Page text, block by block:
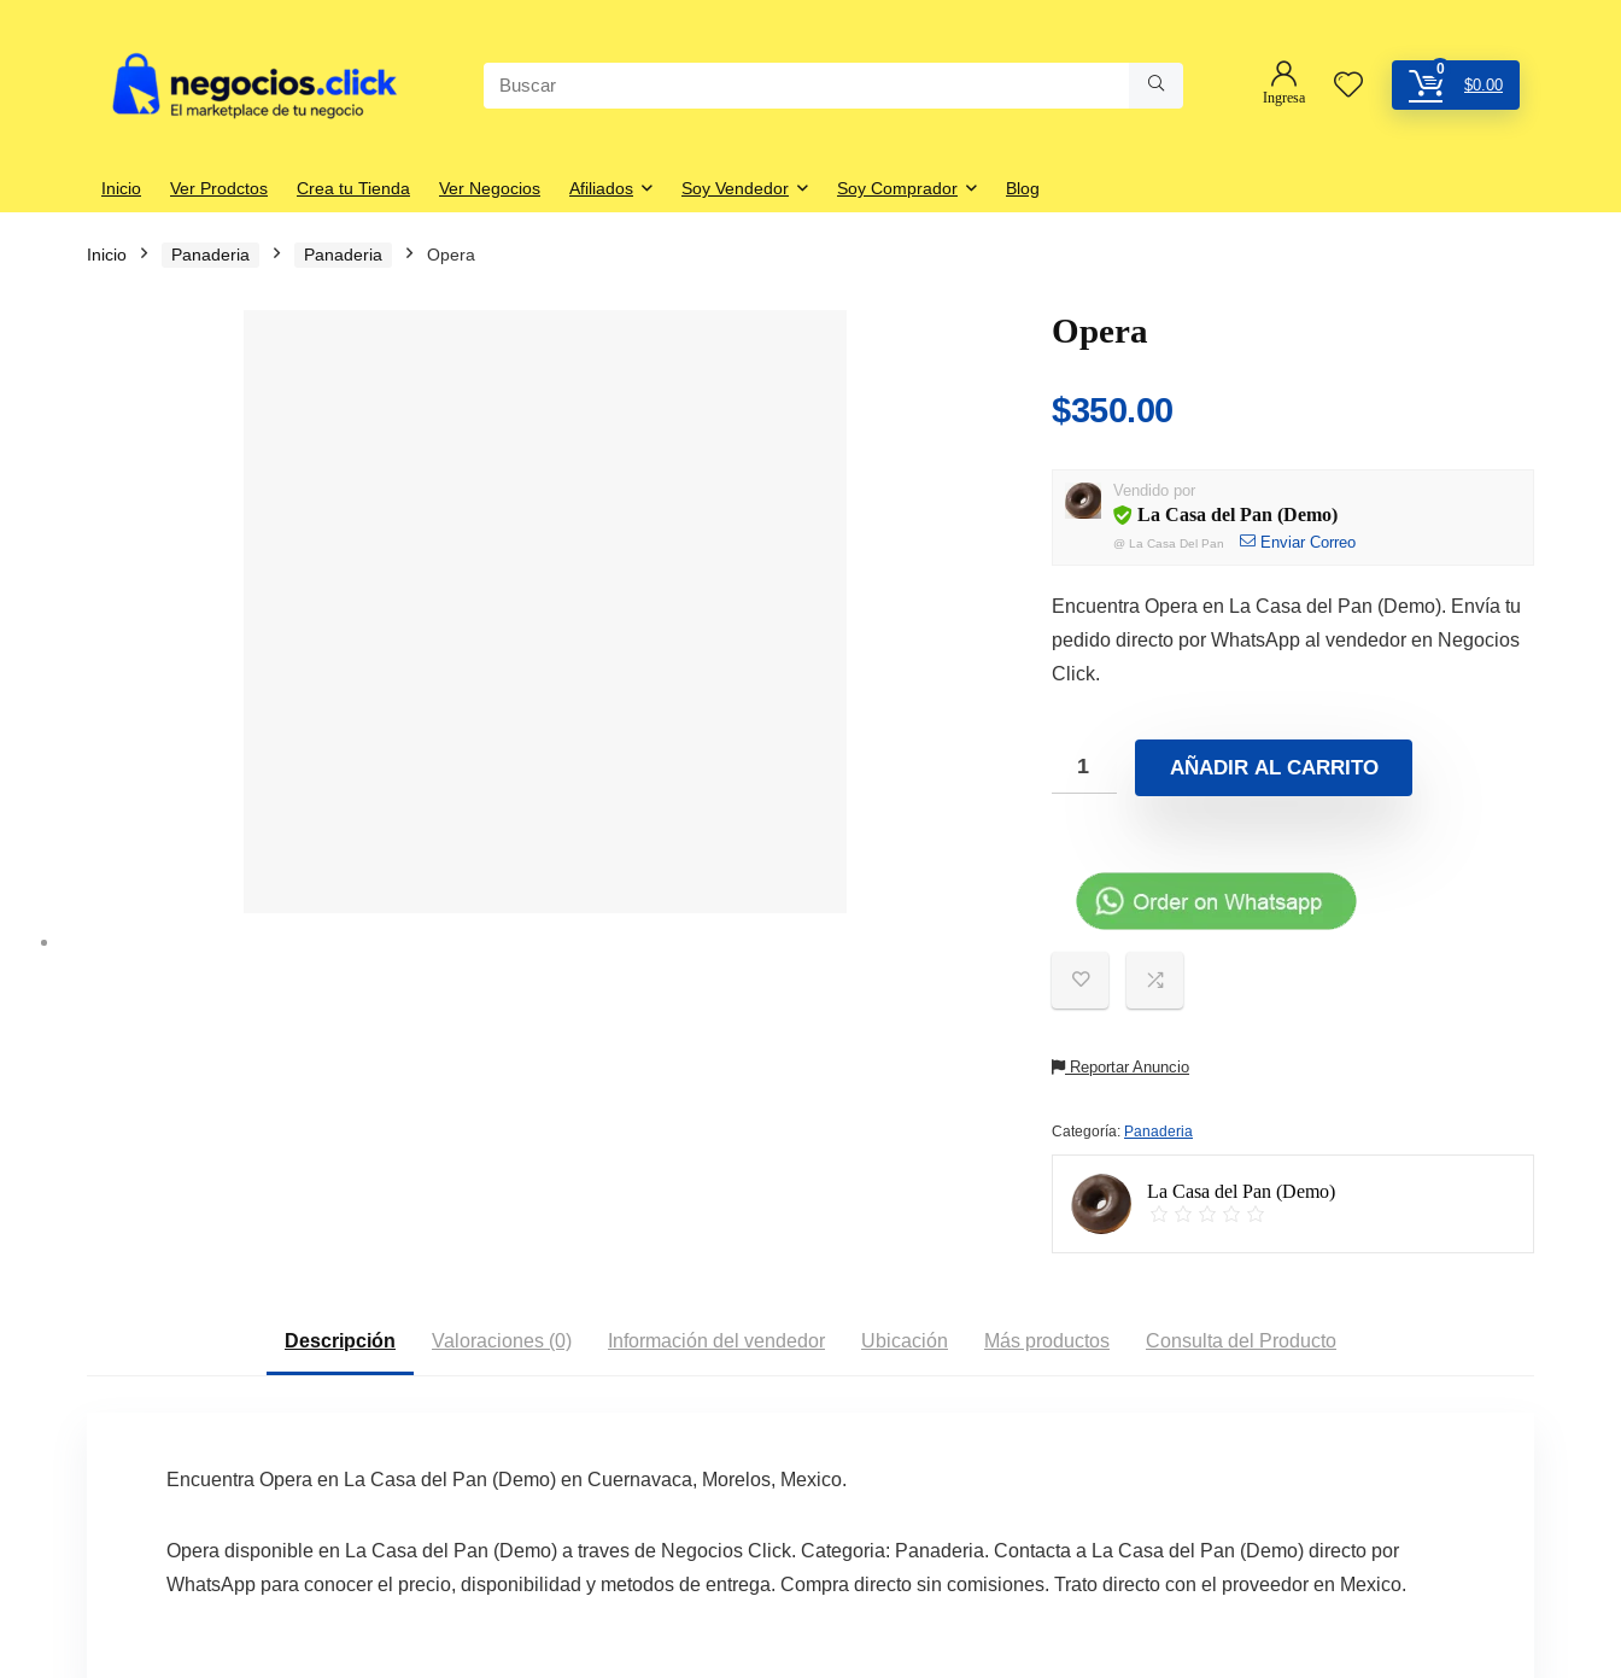
Search
for:
Ingresa
0
$0.00
Inicio Ver Prodctos Crea tu Tienda Ver Negocios Afiliados Soy Vendedor Soy Comprador Blog
Inicio Panaderia Panaderia Opera
Opera
$350.00
Vendido por
La Casa del Pan (Demo)
@ La Casa Del Pan Enviar Correo
Encuentra Opera en La Casa del Pan (Demo). Envía tu
pedido directo por WhatsApp al vendedor en Negocios
Click.
AÑADIR AL CARRITO
Reportar Anuncio
Categoría: Panaderia
La Casa del Pan (Demo)
Descripción Valoraciones (0) Información del vendedor Ubicación Más productos Consulta del Producto
Encuentra Opera en La Casa del Pan (Demo) en Cuernavaca, Morelos, Mexico.
Opera disponible en La Casa del Pan (Demo) a traves de Negocios Click. Categoria: Panaderia. Contacta a La Casa del Pan (Demo) directo por
WhatsApp para conocer el precio, disponibilidad y metodos de entrega. Compra directo sin comisiones. Trato directo con el proveedor en Mexico.